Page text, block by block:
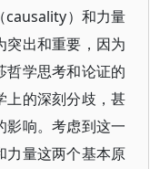
causality）和力量
突出和重要，因为
哲学思考和论证的
上的深刻分歧，甚
影响。考虑到这一
力量这两个基本原